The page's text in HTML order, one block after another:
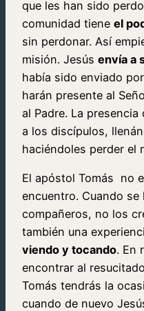
que les han sido
comunidad tiene el
sin perdonar. Así
misión. Jesús envía a
había sido enviado
harán presente al
al Padre. La
a los discípulos,
haciéndoles perder el
El apóstol Tomás no
encuentro. Cuando
compañeros, no los
también una
viendo y tocando. En
encontrar al
Tomás tendrás la
cuando de nuevo